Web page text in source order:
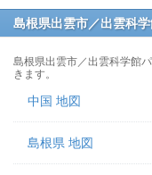
島根県出雲市／出雲科
島根県出雲市／出雲科学館
きます。
中国 地図
島根県 地図